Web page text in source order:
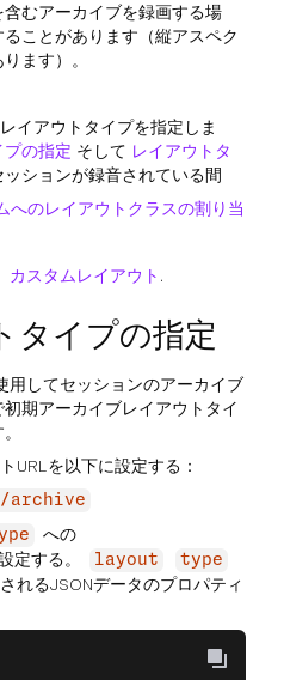
むアーカイブを録画する場
ことがあります（縦アスペク
ます）。
イアウトタイプを指定しま
の指定 そして レイアウトタ
ッションが録音されている間
のレイアウトクラスの割り当
カスタムレイアウト .
タイプの指定
してセッションのアーカイブ
期アーカイブレイアウトタイ
URLを以下に設定する：
archive
への
定する。 layout type
れるJSONデータのプロパティ